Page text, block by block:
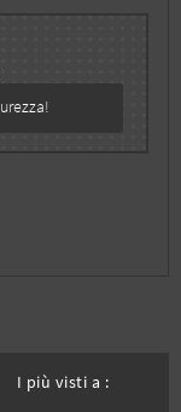
I più visti a :